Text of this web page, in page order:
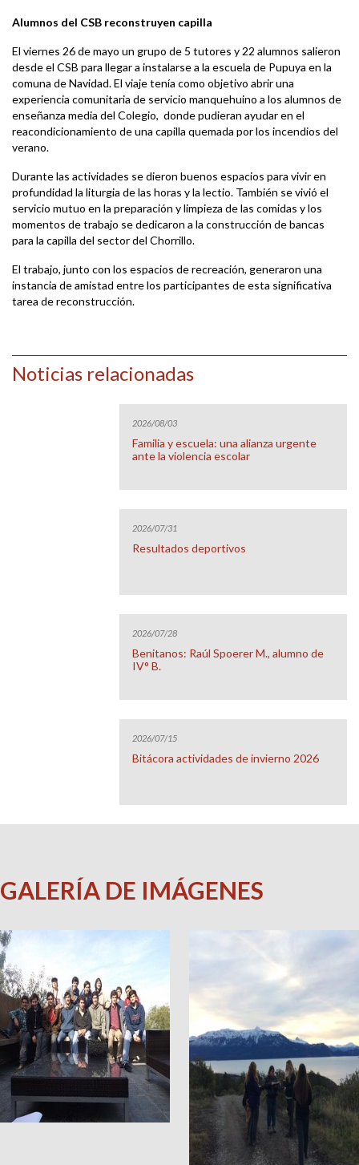
Alumnos del CSB reconstruyen capilla
El viernes 26 de mayo un grupo de 5 tutores y 22 alumnos salieron
desde el CSB para llegar a instalarse a la escuela de Pupuya en la
comuna de Navidad. El viaje tenía como objetivo abrir una
experiencia comunitaria de servicio manquehuino a los alumnos de
enseñanza media del Colegio, donde pudieran ayudar en el
reacondicionamiento de una capilla quemada por los incendios del
verano.
Durante las actividades se dieron buenos espacios para vivir en
profundidad la liturgia de las horas y la lectio. También se vivió el
servicio mutuo en la preparación y limpieza de las comidas y los
momentos de trabajo se dedicaron a la construcción de bancas
para la capilla del sector del Chorrillo.
El trabajo, junto con los espacios de recreación, generaron una
instancia de amistad entre los participantes de esta significativa
tarea de reconstrucción.
Noticias relacionadas
2026/08/03
Familia y escuela: una alianza urgente
ante la violencia escolar
2026/07/31
Resultados deportivos
2026/07/28
Benitanos: Raúl Spoerer M., alumno de
IV° B.
2026/07/15
Bitácora actividades de invierno 2026
GALERÍA DE IMÁGENES